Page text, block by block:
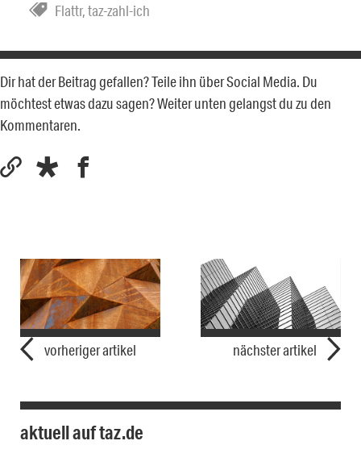
Flattr,taz-zahl-ich
Dir hat der Beitrag gefallen? Teile ihn über Social Media. Du
möchtest etwas dazu sagen? Weiter unten gelangst du zu den
Kommentaren.
vorheriger artikel nächster artikel
aktuell auf taz.de